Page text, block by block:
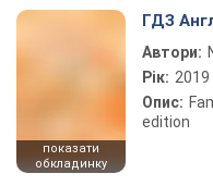
показати
обкладинку
ГДЗ
Автори:
Рік: 2019
Опис:
edition